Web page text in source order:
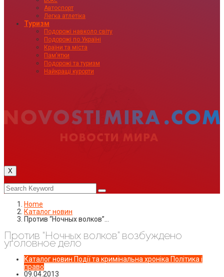
Автоспорт
Легка атлетіка
Туризм
Подорожі навколо світу
Подорожі по Україні
Країни та міста
Пам’ятки
Подорожі та туризм
Найкращі курорти
X
Home
Каталог новин
Против “Ночных волков”…
Против “Ночных волков” возбуждено
уголовное дело
Каталог новин Події та кримінальна хроніка Політика і
право
09.04.2013